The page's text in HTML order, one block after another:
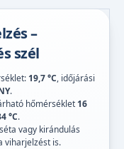
–
szél
19,7 °C, időjárási
.
hőmérséklet 16
°C.
vagy kirándulás
viharjelzést is.